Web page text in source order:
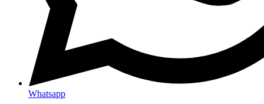
Whatsapp